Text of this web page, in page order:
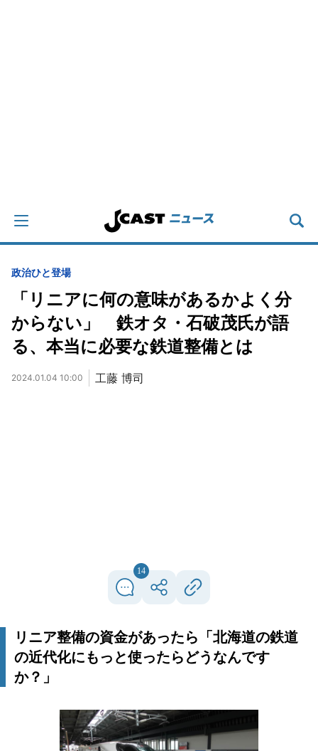
政治ひと登場
「リニアに何の意味があるかよく分
からない」 鉄オタ・石破茂氏が語
る、本当に必要な鉄道整備とは
2024.01.04 10:00 工藤 博司
14
リニア整備の資金があったら「北海道の鉄道
の近代化にもっと使ったらどうなんです
か？」